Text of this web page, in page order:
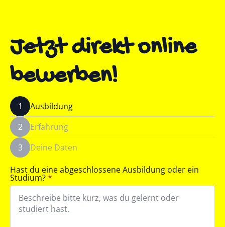
Jetzt direkt online
bewerben!
1
Ausbildung
2
Erfahrung
3
Deine Daten
Hast du eine abgeschlossene Ausbildung oder ein
Studium?*